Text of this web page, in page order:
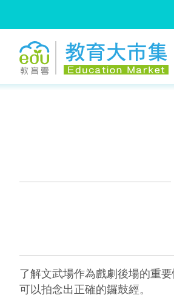
了解文武場作為戲劇後場的重要